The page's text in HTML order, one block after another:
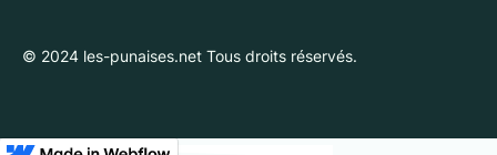
© 2024 les-punaises.net Tous droits réservés.